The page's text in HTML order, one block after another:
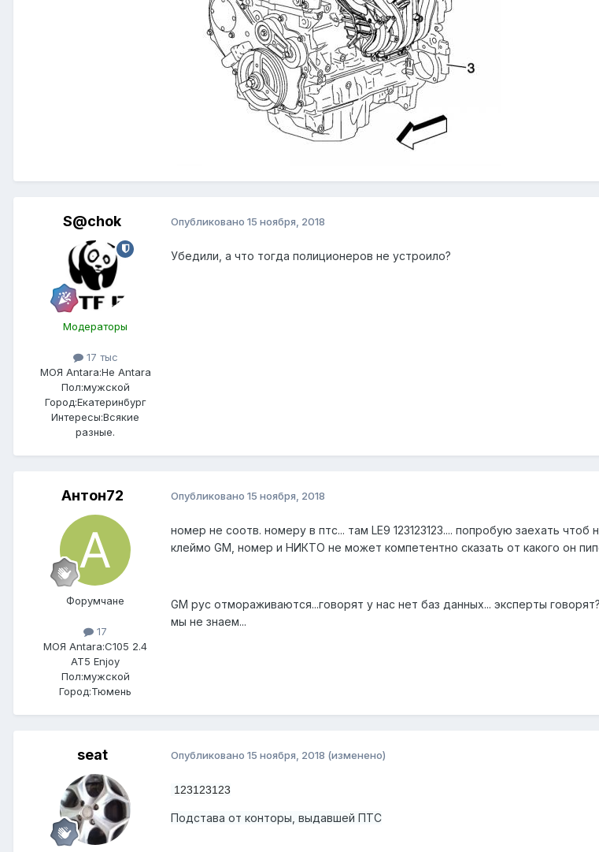
S@chok
Модераторы
17 тыс
МОЯ Antara:Не Antara
Пол:мужской
Город:Екатеринбург
Интересы:Всякие
разные.
Опубликовано 15 ноября, 2018
Убедили, а что тогда полиционеров не устроило?
Антон72
Форумчане
17
МОЯ Antara:C105 2.4
AT5 Enjoy
Пол:мужской
Город:Тюмень
Опубликовано 15 ноября, 2018
номер не соотв. номеру в птс... там LE9 123123123.... попробую заехать
клеймо GM, номер и НИКТО не может компетентно сказать от какого он
GM рус отмораживаются...говорят у нас нет баз данных... эксперты
мы не знаем...
seat Опубликовано 15 ноября, 2018 (изменено)
123123123
Подстава от конторы, выдавшей ПТС